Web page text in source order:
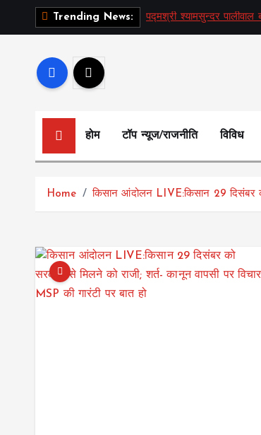
Trending News: पद्मश्री श्यामसुन्दर पालीवाल
होम टॉप न्यूज/राजनीति विविध
Home किसान आंदोलन LIVE:किसान 29 दिसंबर